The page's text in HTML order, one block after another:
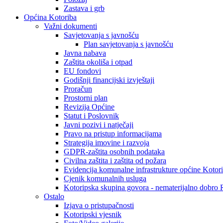
Zastava i grb
Općina Kotoriba
Važni dokumenti
Savjetovanja s javnošću
Plan savjetovanja s javnošću
Javna nabava
Zaštita okoliša i otpad
EU fondovi
Godišnji financijski izvještaji
Proračun
Prostorni plan
Revizija Općine
Statut i Poslovnik
Javni pozivi i natječaji
Pravo na pristup informacijama
Strategija imovine i razvoja
GDPR-zaštita osobnih podataka
Civilna zaštita i zaštita od požara
Evidencija komunalne infrastrukture općine
Cjenik komunalnih usluga
Kotoripska skupina govora - nematerijalno dobro
Ostalo
Izjava o pristupačnosti
Kotoripski vjesnik